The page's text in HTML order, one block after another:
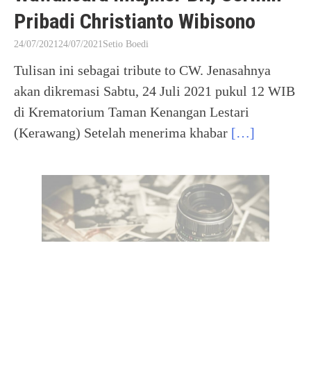
Pribadi Christianto Wibisono
24/07/202124/07/2021Setio Boedi
Tulisan ini sebagai tribute to CW. Jenasahnya
akan dikremasi Sabtu, 24 Juli 2021 pukul 12 WIB
di Krematorium Taman Kenangan Lestari
(Kerawang) Setelah menerima khabar […]